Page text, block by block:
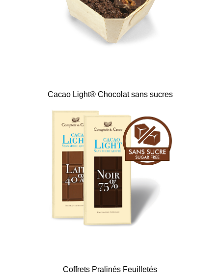
Cacao Light® Chocolat sans sucres
Coffrets Pralinés Feuilletés